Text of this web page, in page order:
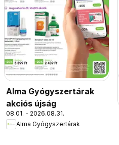
Alma Gyógyszertárak
akciós újság
08.01. - 2026.08.31.
Alma Gyógyszertárak